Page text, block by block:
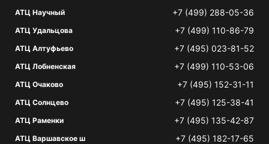
АТЦ Научный +7 (499) 288-05-36
АТЦ Удальцова +7 (499) 110-86-79
АТЦ Алтуфьево +7 (495) 023-81-52
АТЦ Лобненская +7 (499) 110-53-06
АТЦ Очаково +7 (495) 152-31-11
АТЦ Солнцево +7 (495) 125-38-41
АТЦ Раменки +7 (495) 135-42-87
АТЦ Варшавское ш +7 (495) 182-17-65